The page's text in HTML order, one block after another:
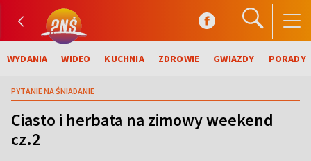
WYDANIA WIDEO KUCHNIA ZDROWIE GWIAZDY PORADY
PYTANIE NA ŚNIADANIE
Ciasto i herbata na zimowy weekend
cz.2